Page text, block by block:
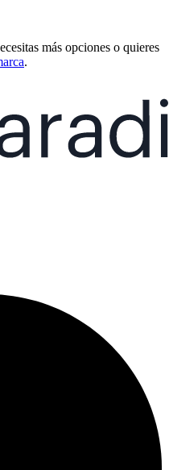
más opciones o quieres
.